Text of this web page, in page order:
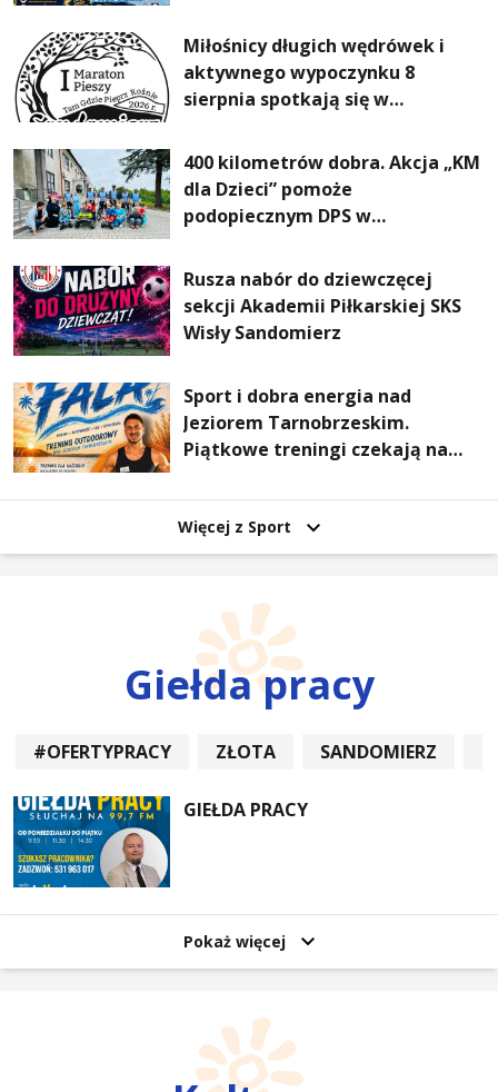
Miłośnicy długich wędrówek i
aktywnego wypoczynku 8
sierpnia spotkają się w
Pieszym „Tam Gdzie Pieprz
Rośnie”
400 kilometrów dobra. Akcja „KM
dla Dzieci” pomoże
podopiecznym DPS w
Rusza nabór do dziewczęcej
sekcji Akademii Piłkarskiej SKS
Wisły Sandomierz
Sport i dobra energia nad
Jeziorem Tarnobrzeskim.
Piątkowe treningi czekają na
Więcej z Sport
Giełda pracy
#OFERTYPRACY ZŁOTA SANDOMIERZ
GIEŁDA PRACY
Pokaż więcej